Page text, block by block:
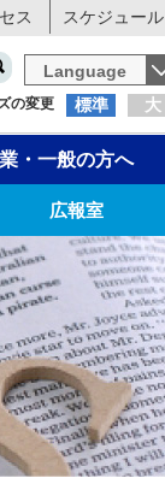
ス スケジュール
Language
の変更 標準 大
・一般の方へ
広報室